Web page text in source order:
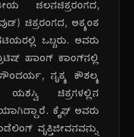
ಚಲನಚಿತ್ರರಂಗದ,
ಚಿತ್ರರಂಗದ, ಅತ್ಯಂತ
ಒಬ್ಬರು. ಅವರು
ಹಾಂಗ್ ಕಾಂಗ್‌ನಲ್ಲಿ
ನೃತ್ಯ ಕೌಶಲ್ಯ
ಚಿತ್ರಗಳಲ್ಲಿನ
ಕೈಫ್ ಅವರು
ವೃತ್ತಿಜೀವನವನ್ನು